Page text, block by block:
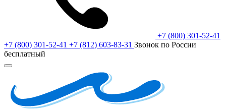
+7 (800) 301-52-41
+7 (800) 301-52-41 +7 (812) 603-83-31 Звонок по России
бесплатный